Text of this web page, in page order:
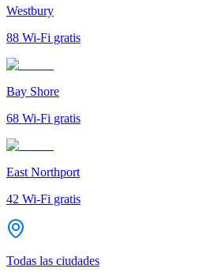
Westbury
88 Wi-Fi gratis
Bay Shore
68 Wi-Fi gratis
East Northport
42 Wi-Fi gratis
Todas las ciudades